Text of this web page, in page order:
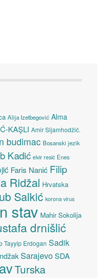
Alija Izetbegović Alma
KAŞLI Amir Sijamhodžić.
budimac Bosanski jezik
Kadić elvir resić Enes
Faris Nanić Filip
Ridžal Hrvatska
Salkić korona virus
stav Mahir Sokolija
drnišlić
Tayyip Erdogan Sadik
SarajevoSDA
Turska